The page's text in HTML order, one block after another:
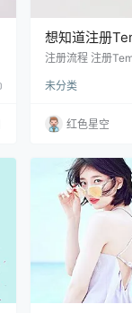
想知道注册
这里有你需要
注册流程 注册
P。打开后，你会
号码、邮箱、以
要复杂一点，最
的，因为接下来
讲，这是我一次
信息后，要记得
码会被丢进去，
未分类
红色星空